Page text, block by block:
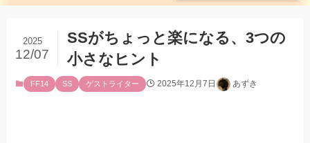
SSがちょっと楽になる、3つの
小さなヒント
2025
12/07
FF14 SS ゲストライター 2025年12月7日 あずき
1. ”こんな感じを撮りたいな”を決めてみる
2. イメージに合いそうな“雰囲気”を選んでみる
3. ちょっと位置や視線を動かしてみる
おわりに